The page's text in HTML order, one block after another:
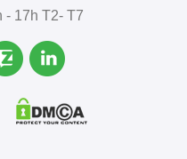
- 17h T2- T7